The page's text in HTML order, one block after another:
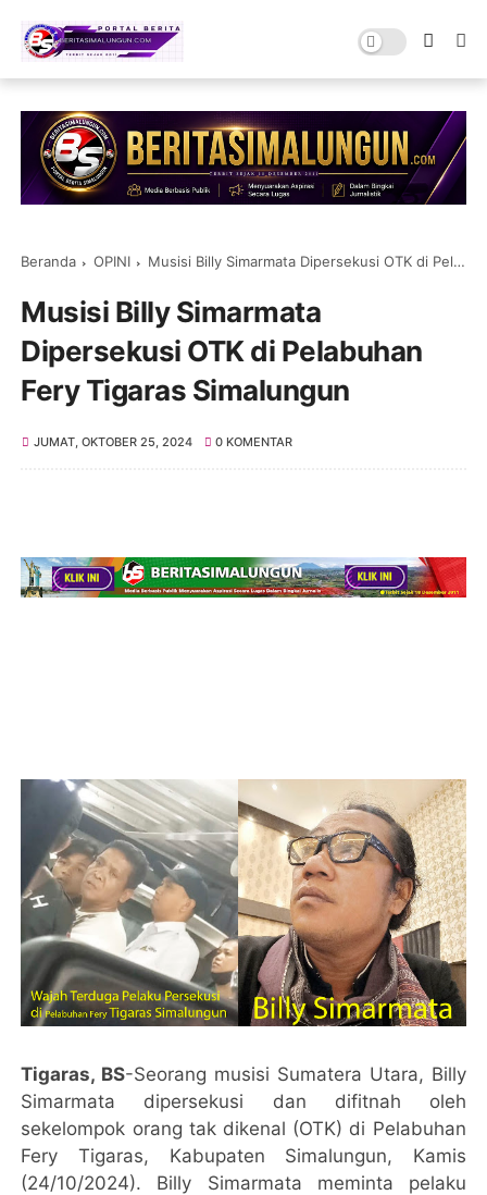
Beranda OPINI Musisi Billy Simarmata Dipersekusi OTK di Pelabuhan Fery Tigaras Simalungun
Musisi Billy Simarmata
Dipersekusi OTK di Pelabuhan
Fery Tigaras Simalungun
JUMAT, OKTOBER 25, 2024 0 KOMENTAR
Tigaras, BS-Seorang musisi Sumatera Utara, Billy
Simarmata dipersekusi dan difitnah oleh
sekelompok orang tak dikenal (OTK) di Pelabuhan
Fery Tigaras, Kabupaten Simalungun, Kamis
(24/10/2024). Billy Simarmata meminta pelaku